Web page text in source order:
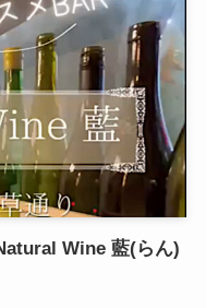
Wine 藍(らん)